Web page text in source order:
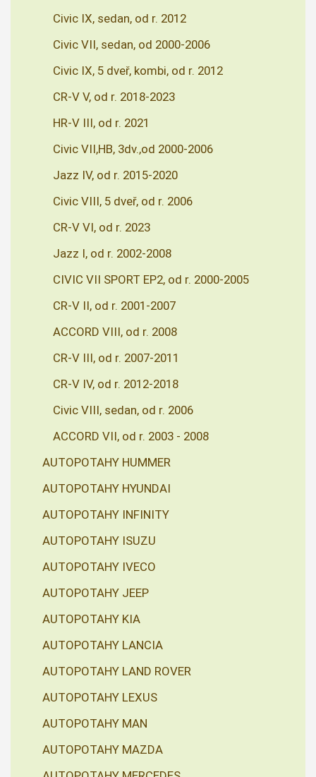
Civic IX, sedan, od r. 2012
Civic VII, sedan, od 2000-2006
Civic IX, 5 dveř, kombi, od r. 2012
CR-V V, od r. 2018-2023
HR-V III, od r. 2021
Civic VII,HB, 3dv.,od 2000-2006
Jazz IV, od r. 2015-2020
Civic VIII, 5 dveř, od r. 2006
CR-V VI, od r. 2023
Jazz I, od r. 2002-2008
CIVIC VII SPORT EP2, od r. 2000-2005
CR-V II, od r. 2001-2007
ACCORD VIII, od r. 2008
CR-V III, od r. 2007-2011
CR-V IV, od r. 2012-2018
Civic VIII, sedan, od r. 2006
ACCORD VII, od r. 2003 - 2008
AUTOPOTAHY HUMMER
AUTOPOTAHY HYUNDAI
AUTOPOTAHY INFINITY
AUTOPOTAHY ISUZU
AUTOPOTAHY IVECO
AUTOPOTAHY JEEP
AUTOPOTAHY KIA
AUTOPOTAHY LANCIA
AUTOPOTAHY LAND ROVER
AUTOPOTAHY LEXUS
AUTOPOTAHY MAN
AUTOPOTAHY MAZDA